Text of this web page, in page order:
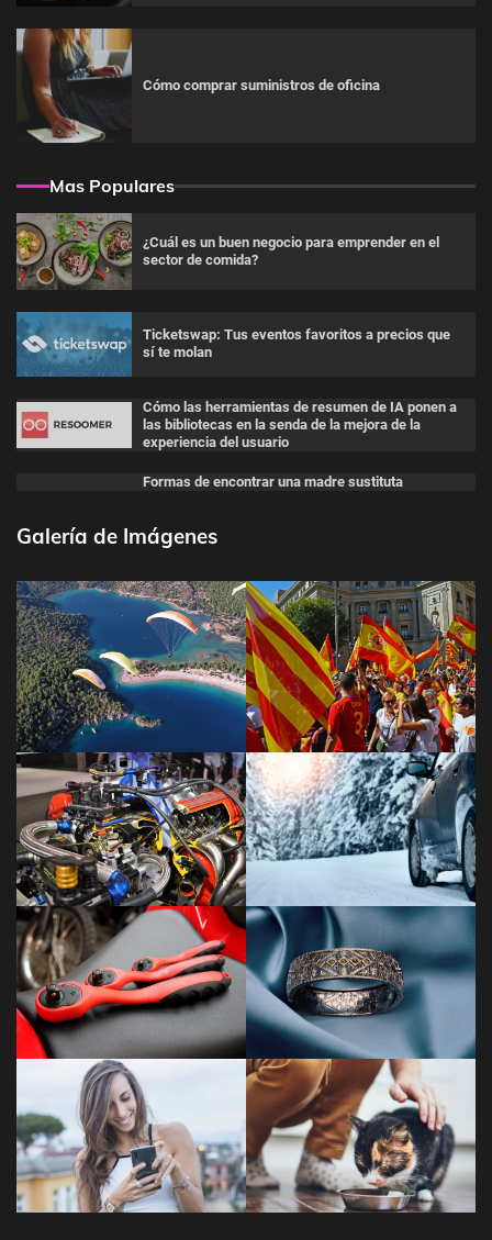
Cómo comprar suministros de oficina
Mas Populares
¿Cuál es un buen negocio para emprender en el
sector de comida?
Ticketswap: Tus eventos favoritos a precios que
sí te molan
Cómo las herramientas de resumen de IA ponen a
las bibliotecas en la senda de la mejora de la
experiencia del usuario
Formas de encontrar una madre sustituta
Galería de Imágenes